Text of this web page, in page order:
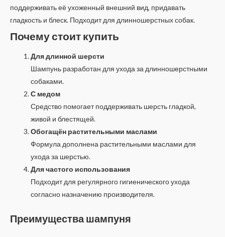
поддерживать её ухоженный внешний вид, придавать
гладкость и блеск. Подходит для длинношерстных собак.
Почему стоит купить
Для длинной шерсти
Шампунь разработан для ухода за длинношерстными
собаками.
С медом
Средство помогает поддерживать шерсть гладкой,
живой и блестящей.
Обогащён растительными маслами
Формула дополнена растительными маслами для
ухода за шерстью.
Для частого использования
Подходит для регулярного гигиенического ухода
согласно назначению производителя.
Преимущества шампуня